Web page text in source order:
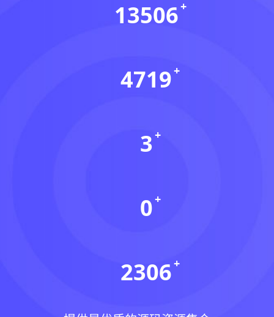
13506
4719
3
0
2306